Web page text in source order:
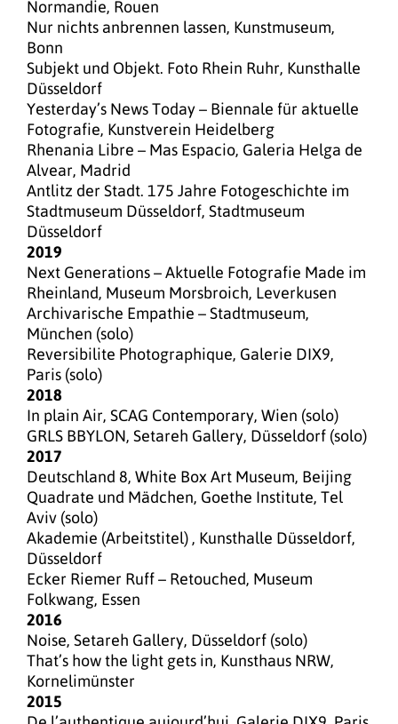
Normandie, Rouen
Nur nichts anbrennen lassen, Kunstmuseum,
Bonn
Subjekt und Objekt. Foto Rhein Ruhr, Kunsthalle
Düsseldorf
Yesterday’s News Today – Biennale für aktuelle
Fotografie, Kunstverein Heidelberg
Rhenania Libre – Mas Espacio, Galeria Helga de
Alvear, Madrid
Antlitz der Stadt. 175 Jahre Fotogeschichte im
Stadtmuseum Düsseldorf, Stadtmuseum
Düsseldorf
2019
Next Generations – Aktuelle Fotografie Made im
Rheinland, Museum Morsbroich, Leverkusen
Archivarische Empathie – Stadtmuseum,
München (solo)
Reversibilite Photographique, Galerie DIX9,
Paris (solo)
2018
In plain Air, SCAG Contemporary, Wien (solo)
GRLS BBYLON, Setareh Gallery, Düsseldorf (solo)
2017
Deutschland 8, White Box Art Museum, Beijing
Quadrate und Mädchen, Goethe Institute, Tel
Aviv (solo)
Akademie (Arbeitstitel) , Kunsthalle Düsseldorf,
Düsseldorf
Ecker Riemer Ruff – Retouched, Museum
Folkwang, Essen
2016
Noise, Setareh Gallery, Düsseldorf (solo)
That’s how the light gets in, Kunsthaus NRW,
Kornelimünster
2015